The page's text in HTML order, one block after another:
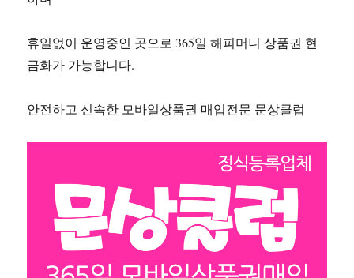
휴일없이 운영중인 곳으로 365일 해피머니 상품권 현
금화가 가능합니다.
안전하고 신속한 모바일상품권 매입전문 문상클럽